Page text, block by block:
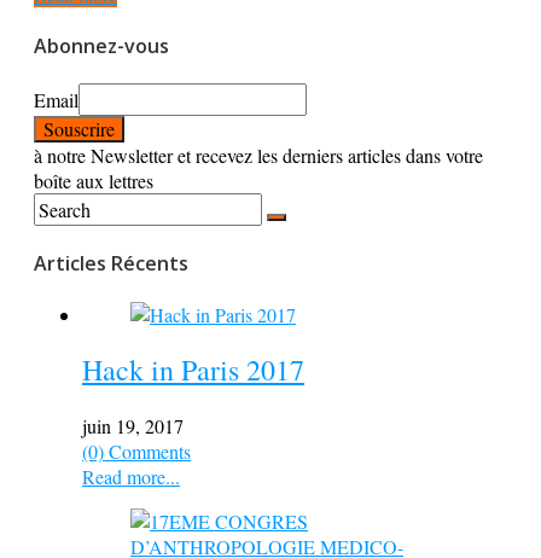
Abonnez-vous
Email
à notre Newsletter et recevez les derniers articles dans votre
boîte aux lettres
Articles Récents
Hack in Paris 2017
juin 19, 2017
(0) Comments
Read more...